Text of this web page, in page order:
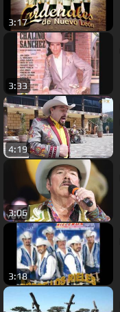
3:17
3:33
4:19
3:06
3:18